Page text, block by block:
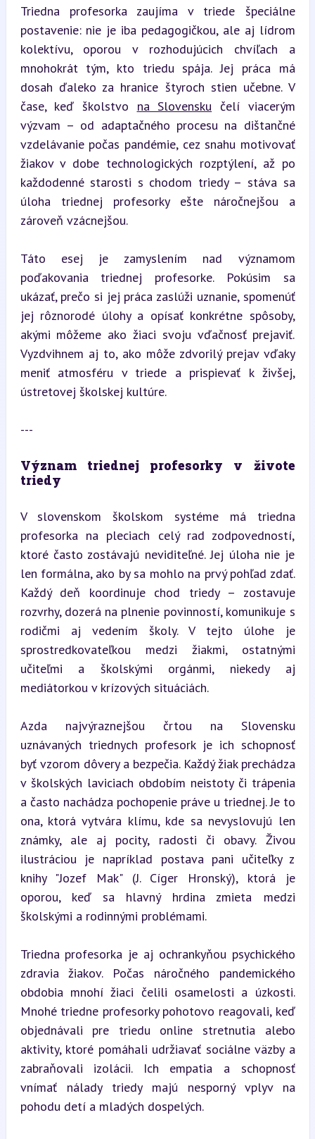
Triedna profesorka zaujíma v triede špeciálne
postavenie: nie je iba pedagogičkou, ale aj lídrom
kolektívu, oporou v rozhodujúcich chvíľach a
mnohokrát tým, kto triedu spája. Jej práca má
dosah ďaleko za hranice štyroch stien učebne. V
čase, keď školstvo na Slovensku čelí viacerým
výzvam – od adaptačného procesu na dištančné
vzdelávanie počas pandémie, cez snahu motivovať
žiakov v dobe technologických rozptýlení, až po
každodenné starosti s chodom triedy – stáva sa
úloha triednej profesorky ešte náročnejšou a
zároveň vzácnejšou.
Táto esej je zamyslením nad významom
poďakovania triednej profesorke. Pokúsim sa
ukázať, prečo si jej práca zaslúži uznanie, spomenúť
jej rôznorodé úlohy a opísať konkrétne spôsoby,
akými môžeme ako žiaci svoju vďačnosť prejaviť.
Vyzdvihnem aj to, ako môže zdvorilý prejav vďaky
meniť atmosféru v triede a prispievať k živšej,
ústretovej školskej kultúre.
---
Význam triednej profesorky v živote
triedy
V slovenskom školskom systéme má triedna
profesorka na pleciach celý rad zodpovedností,
ktoré často zostávajú neviditeľné. Jej úloha nie je
len formálna, ako by sa mohlo na prvý pohľad zdať.
Každý deň koordinuje chod triedy – zostavuje
rozvrhy, dozerá na plnenie povinností, komunikuje s
rodičmi aj vedením školy. V tejto úlohe je
sprostredkovateľkou medzi žiakmi, ostatnými
učiteľmi a školskými orgánmi, niekedy aj
mediátorkou v krízových situáciách.
Azda najvýraznejšou črtou na Slovensku
uznávaných triednych profesork je ich schopnosť
byť vzorom dôvery a bezpečia. Každý žiak prechádza
v školských laviciach obdobím neistoty či trápenia
a často nachádza pochopenie práve u triednej. Je to
ona, ktorá vytvára klímu, kde sa nevyslovujú len
známky, ale aj pocity, radosti či obavy. Živou
ilustráciou je napríklad postava pani učiteľky z
knihy "Jozef Mak" (J. Cíger Hronský), ktorá je
oporou, keď sa hlavný hrdina zmieta medzi
školskými a rodinnými problémami.
Triedna profesorka je aj ochrankyňou psychického
zdravia žiakov. Počas náročného pandemického
obdobia mnohí žiaci čelili osamelosti a úzkosti.
Mnohé triedne profesorky pohotovo reagovali, keď
objednávali pre triedu online stretnutia alebo
aktivity, ktoré pomáhali udržiavať sociálne väzby a
zabraňovali izolácii. Ich empatia a schopnosť
vnímať nálady triedy majú nesporný vplyv na
pohodu detí a mladých dospelých.